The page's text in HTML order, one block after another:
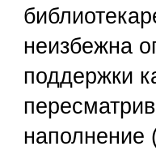
неизбежна
поддержки
наполнение